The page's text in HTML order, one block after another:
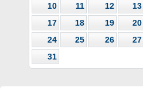
10
11 12 13
17
18 19 20
24
25 26 27
31